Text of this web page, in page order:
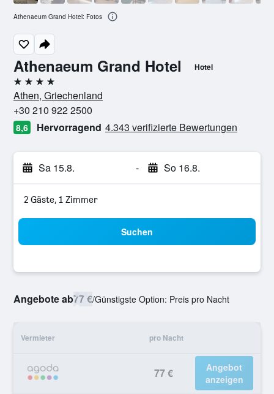
Athenaeum Grand Hotel Hotel
4 Sterne
Athen, Griechenland
+30 210 922 2500
8,6 Hervorragend 4.343 verifizierte Bewertungen
Sa 15.8. - So 16.8.
2 Gäste, 1 Zimmer
Suchen
Angebote ab77 €/Günstigste Option: Preis pro Nacht
Vermieter pro Nacht
77 €
Angebot
anzeigen
Athenaeum Grand Hotel: Fotos